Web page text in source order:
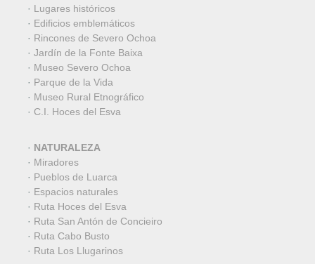
· Lugares históricos
· Edificios emblemáticos
· Rincones de Severo Ochoa
· Jardín de la Fonte Baixa
· Museo Severo Ochoa
· Parque de la Vida
· Museo Rural Etnográfico
· C.I. Hoces del Esva
· NATURALEZA
· Miradores
· Pueblos de Luarca
· Espacios naturales
· Ruta Hoces del Esva
· Ruta San Antón de Concieiro
· Ruta Cabo Busto
· Ruta Los Llugarinos